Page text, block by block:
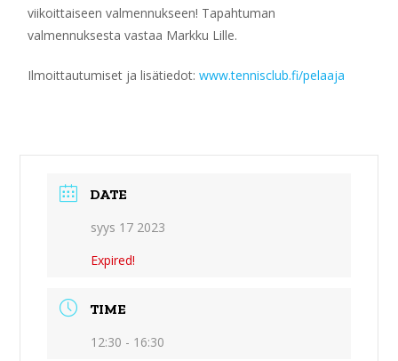
viikoittaiseen valmennukseen! Tapahtuman
valmennuksesta vastaa Markku Lille.
Ilmoittautumiset ja lisätiedot:www.tennisclub.fi/pelaaja
DATE
syys 17 2023
Expired!
TIME
12:30 - 16:30